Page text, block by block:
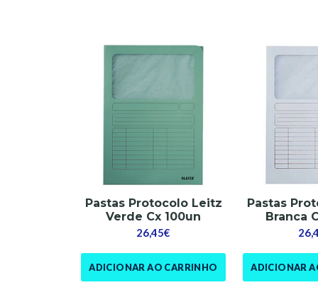
Pastas Protocolo Leitz
Verde Cx 100un
26,45€
ADICIONAR AO CARRINHO
Pastas
Branca
ADICIONAR